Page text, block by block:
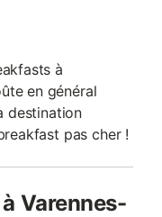
à
en général
destination
pas cher !
Varennes-